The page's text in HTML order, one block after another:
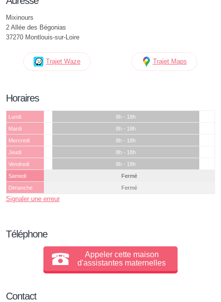
Mixinours
2 Allée des Bégonias
37270 Montlouis-sur-Loire
Trajet Waze Trajet Maps
Horaires
Lundi
8h - 18h
Mardi
8h - 18h
Mercredi
8h - 18h
Jeudi
8h - 18h
Vendredi
8h - 18h
Samedi
Fermé
Dimanche
Fermé
Signaler une erreur
Téléphone
Appeler cette maison
d'assistantes maternelles
Contact